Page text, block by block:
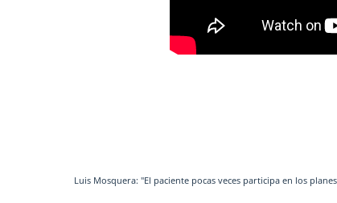
Luis Mosquera: "El paciente pocas veces participa en los